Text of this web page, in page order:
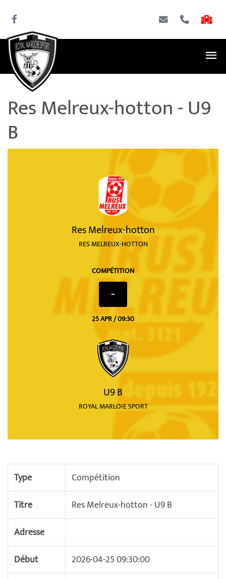
Res Melreux-hotton - U9
B
Res Melreux-hotton
RES MELREUX-HOTTON
COMPÉTITION
-
25 APR / 09:30
U9 B
ROYAL MARLOIE SPORT
Type
Compétition
Titre
Res Melreux-hotton - U9 B
Adresse
Début
2026-04-25 09:30:00